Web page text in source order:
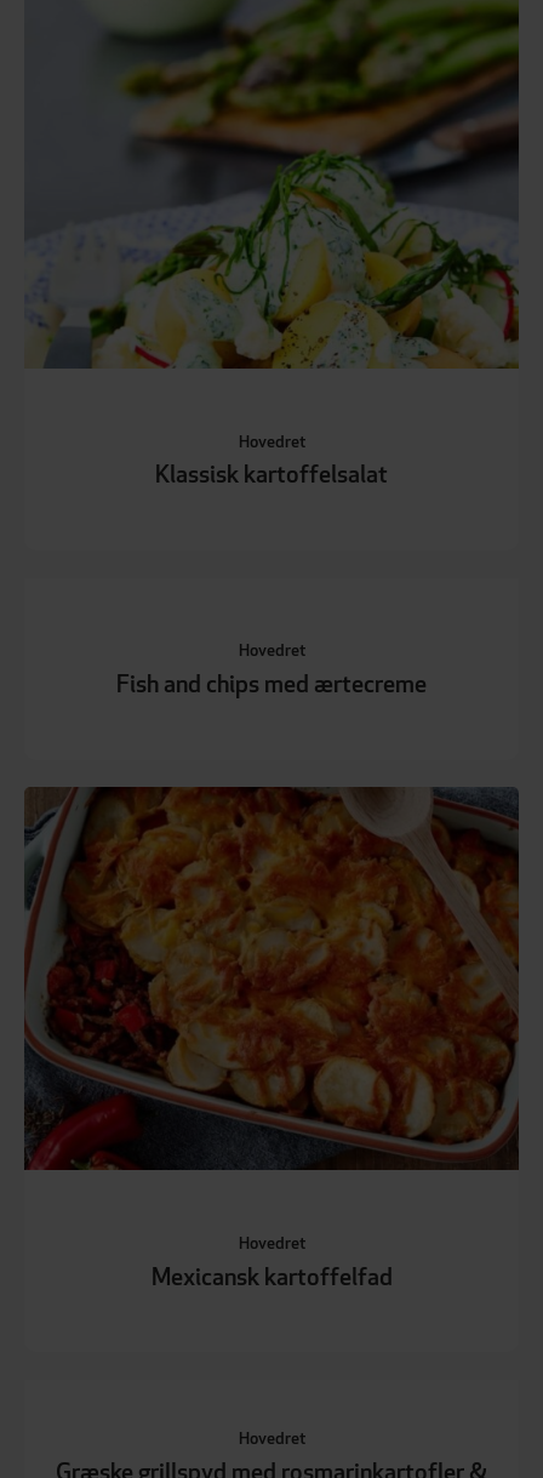
Hovedret
Klassisk kartoffelsalat
Hovedret
Fish and chips med ærtecreme
Hovedret
Mexicansk kartoffelfad
Hovedret
Græske grillspyd med rosmarinkartofler &